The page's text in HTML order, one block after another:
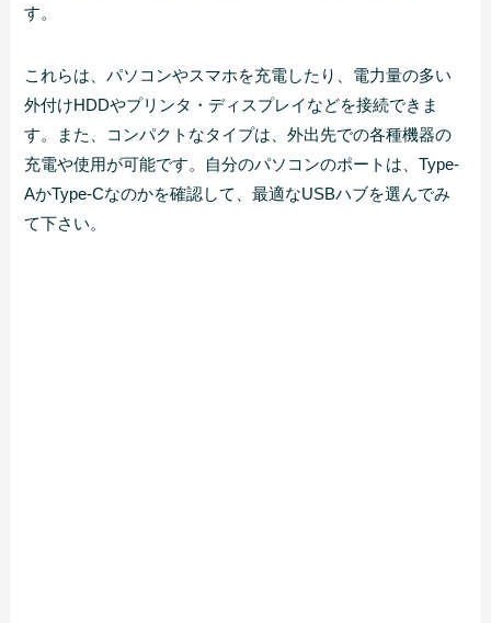
す。
これらは、パソコンやスマホを充電したり、電力量の多い
外付けHDDやプリンタ・ディスプレイなどを接続できま
す。また、コンパクトなタイプは、外出先での各種機器の
充電や使用が可能です。自分のパソコンのポートは、Type-
AかType-Cなのかを確認して、最適なUSBハブを選んでみ
て下さい。